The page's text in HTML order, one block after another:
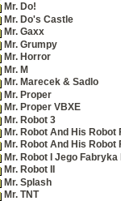
Mr. Do!
Mr. Do's Castle
Mr. Gaxx
Mr. Grumpy
Mr. Horror
Mr. M
Mr. Marecek & Sadlo
Mr. Proper
Mr. Proper VBXE
Mr. Robot 3
Mr. Robot And His Robot
Mr. Robot And His
Mr. Robot I Jego Fabryka
Mr. Robot II
Mr. Splash
Mr. TNT